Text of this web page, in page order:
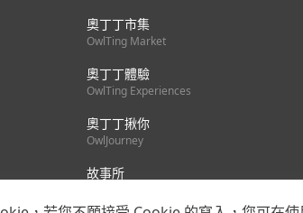
奧丁丁市集
OwlTing Market
奧丁丁體驗
OwlTing Experiences
奧丁丁揪你
OwlJourney
故事所